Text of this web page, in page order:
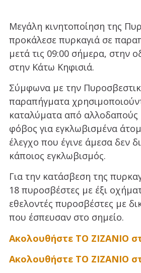
Μεγάλη κινητοποίηση της
προκάλεσε πυρκαγιά σε
μετά τις 09:00 σήμερα, στην
στην Κάτω Κηφισιά.
Σύμφωνα με την
παραπήγματα
καταλύματα από αλλοδαπούς
φόβος για εγκλωβισμένα
έλεγχο που έγινε άμεσα δεν
κάποιος εγκλωβισμός.
Για την κατάσβεση της
18 πυροσβέστες με έξι
εθελοντές πυροσβέστες με
που έσπευσαν στο σημείο.
Ακολουθήστε ΤΟ ΖΙΖΑΝΙΟ
Ακολουθήστε ΤΟ ΖΙΖΑΝΙΟ